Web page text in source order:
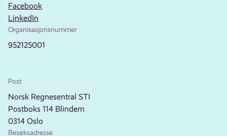
Facebook
LinkedIn
Organisasjonsnummer
952125001
Post
Norsk Regnesentral STI
Postboks 114 Blindern
0314 Oslo
Besøksadresse